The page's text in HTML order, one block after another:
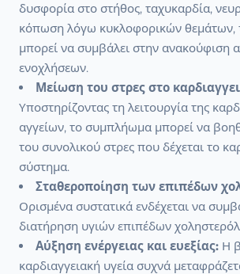
δυσφορία στο στήθος, ταχυκαρδία,
κόπωση λόγω κυκλοφορικών θεμάτων,
μπορεί να συμβάλει στην ανακούφιση
ενοχλήσεων.
Μείωση του στρες στο
Υποστηρίζοντας τη λειτουργία της
αγγείων, το συμπλήωμα μπορεί να
του συνολικού στρες που δέχεται το
σύστημα.
Σταθεροποίηση των επιπέδων
Ορισμένα συστατικά ενδέχεται να
διατήρηση υγιών επιπέδων
Αύξηση ενέργειας και ευεξίας: Η
καρδιαγγειακή υγεία συχνά